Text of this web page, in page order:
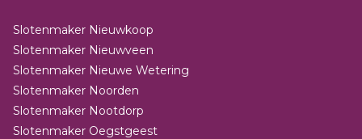
Slotenmaker Nieuwkoop
Slotenmaker Nieuwveen
Slotenmaker Nieuwe Wetering
Slotenmaker Noorden
Slotenmaker Nootdorp
Slotenmaker Oegstgeest